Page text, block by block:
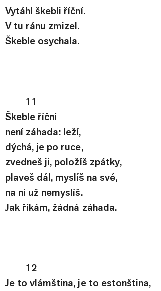
Vytáhl škebli říční.
V tu ránu zmizel.
Škeble osychala.
11
Škeble říční
není záhada: leží,
dýchá, je po ruce,
zvedneš ji, položíš zpátky,
plaveš dál, myslíš na své,
na ni už nemyslíš.
Jak říkám, žádná záhada.
12
Je to vlámština, je to estonština,